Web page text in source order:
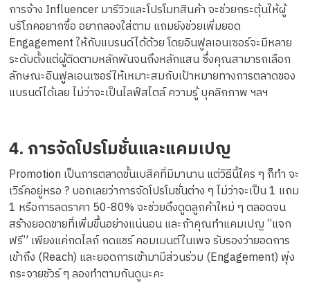
การจ้าง Influencer มารีวิวและโปรโมทสินค้า จะช่วยกระตุ้นให้ผู้
บริโภคอยากซื้อ อยากลองใส่ตาม แถมยังช่วยเพิ่มยอด
Engagement ให้กับแบรนด์ได้ด้วย โดยอินฟูลเอนเซอร์จะมีหลาย
ระดับตั้งแต่ผู้ติดตามหลักพันจนถึงหลักแสน ซึ่งคุณสามารถเลือก
ลักษณะอินฟูลเอนเซอร์ให้เหมาะสมกับเป้าหมายทางการตลาดของ
แบรนด์ได้เลย ไม่ว่าจะเป็นไลฟ์สไตล์ ความรู้ บุคลิกภาพ ฯลฯ
4. การจัดโปรโมชั่นและแคมเปญ
Promotion เป็นการตลาดขั้นเบสิคที่มีมานาน แต่วิธีนี้ใคร ๆ ก็ทำ จะ
เวิร์คอยู่หรอ ? บอกเลยว่าการจัดโปรโมชั่นต่าง ๆ ไม่ว่าจะเป็น 1 แถม
1 หรือการลดราคา 50-80% จะช่วยดึงดูดลูกค้าใหม่ ๆ ตลอดจน
สร้างยอดขายที่เพิ่มขึ้นอย่างแน่นอน และถ้าคุณทำแคมเปญ “แจก
ฟรี” เพียงแค่กดไลก์ กดแชร์ คอมเมนต์ในเพจ รับรองว่ายอดการ
เข้าถึง (Reach) และยอดการเข้ามามีส่วนร่วม (Engagement) พุ่ง
กระจายชัวร์ ๆ ลองทำตามกันดูนะคะ